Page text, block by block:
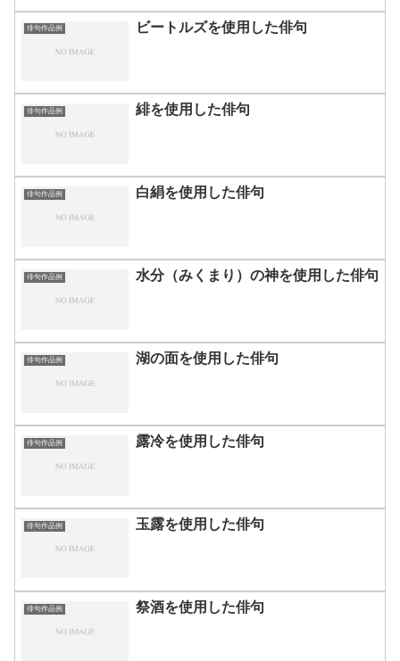
俳句作品例 ビートルズを使用した俳句
俳句作品例 緋を使用した俳句
俳句作品例 白絹を使用した俳句
俳句作品例 水分（みくまり）の神を使用した俳句
俳句作品例 湖の面を使用した俳句
俳句作品例 露冷を使用した俳句
俳句作品例 玉露を使用した俳句
俳句作品例 祭酒を使用した俳句